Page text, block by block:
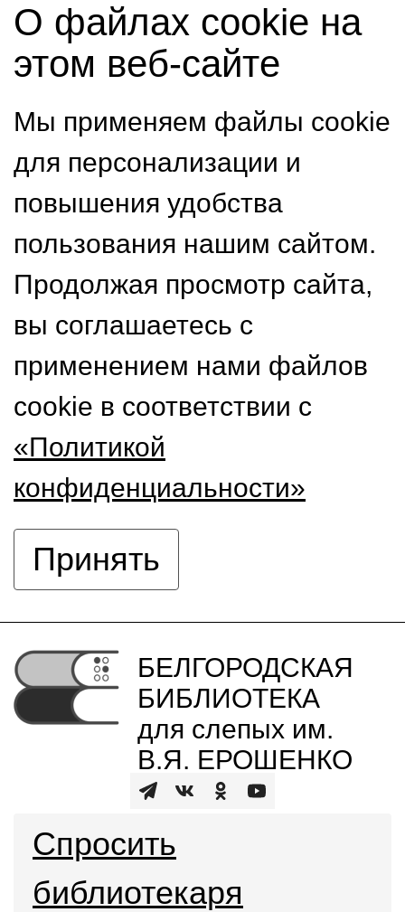
О файлах cookie на
этом веб-сайте
Мы применяем файлы cookie
для персонализации и
повышения удобства
пользования нашим сайтом.
Продолжая просмотр сайта,
вы соглашаетесь с
применением нами файлов
cookie в соответствии с
«Политикой
конфиденциальности»
Принять
БЕЛГОРОДСКАЯ
БИБЛИОТЕКА
для слепых им.
В.Я. ЕРОШЕНКО
Спросить
библиотекаря